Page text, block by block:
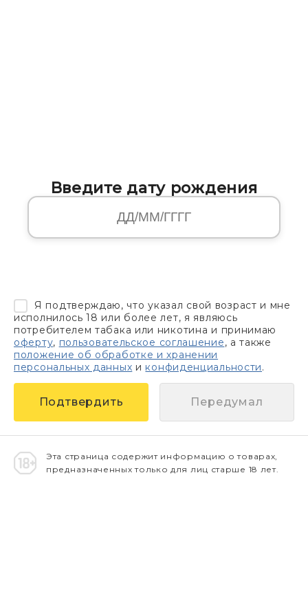
Введите дату рождения
Я подтверждаю, что указал свой возраст и мне
исполнилось 18 или более лет, я являюсь
потребителем табака или никотина и принимаю
оферту, пользовательское соглашение, а также
положение об обработке и хранении
персональных данных и конфиденциальности.
Передумал
Эта страница содержит информацию о товарах,
предназначенных только для лиц старше 18 лет.